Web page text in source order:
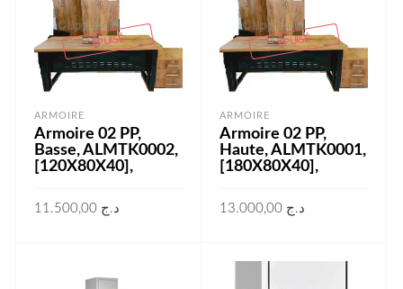
ÉPUISÉ
ARMOIRE
Armoire 02 PP,
Basse, ALMTK0002,
[120X80X40],
د.ج 11.500,00
ÉPUISÉ
ARMOIRE
Armoire 02 PP,
Haute, ALMTK0001,
[180X80X40],
د.ج